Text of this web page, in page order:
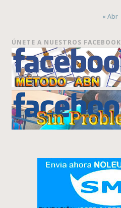
« Abr
ÚNETE A NUESTROS FACEBOOK